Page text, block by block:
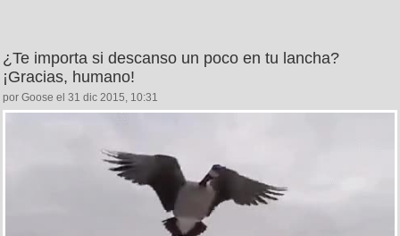
¿Te importa si descanso un poco en tu lancha?
¡Gracias, humano!
por Goose el 31 dic 2015, 10:31